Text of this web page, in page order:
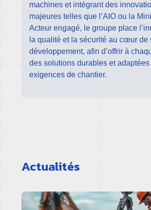
machines et intégrant des
majeures telles que l’AIO ou la
Acteur engagé, le groupe place
la qualité et la sécurité au cœur de
développement, afin d’offrir à
des solutions durables et adaptées
exigences de chantier.
Actualités